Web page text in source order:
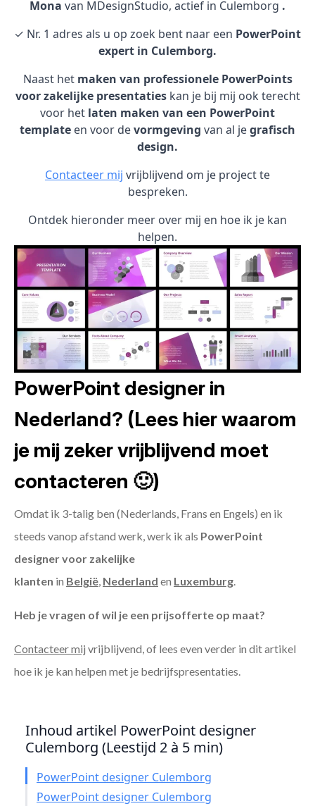
Mona van MDesignStudio, actief in Culemborg .
✓ Nr. 1 adres als u op zoek bent naar een PowerPoint
expert in Culemborg.
Naast het maken van professionele PowerPoints
voor zakelijke presentatieskan je bij mij ook terecht
voor het laten maken van een PowerPoint
template en voor devormgeving van al jegrafisch
design.
Contacteer mij vrijblijvend om je project te
bespreken.
Ontdek hieronder meer over mij en hoe ik je kan
helpen.
PowerPoint designer in
Nederland? (Lees hier waarom
je mij zeker vrijblijvend moet
contacteren 🙂)
Omdat ik 3-talig ben (Nederlands, Frans en Engels) en ik
steeds vanop afstand werk, werk ik als PowerPoint
designer voor zakelijke
klanten in België, Nederland en Luxemburg.
Heb je vragen of wil je een prijsofferte op maat?
Contacteer mij vrijblijvend, of lees even verder in dit artikel
hoe ik je kan helpen met je bedrijfspresentaties.
Inhoud artikel PowerPoint designer
Culemborg (Leestijd 2 à 5 min)
PowerPoint designer Culemborg
PowerPoint designer Culemborg